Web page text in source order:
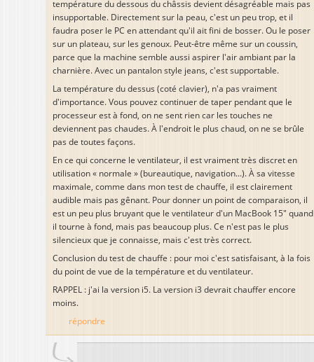
température du dessous du châssis devient désagréable mais pas
insupportable. Directement sur la peau, c'est un peu trop, et il
faudra poser le PC en attendant qu'il ait fini de bosser. Ou le poser
sur un plateau, sur les genoux. Peut-être même sur un coussin,
parce que la machine semble aussi aspirer l'air ambiant par la
charnière. Avec un pantalon style jeans, c'est supportable.
La température du dessus (coté clavier), n'a pas vraiment
d'importance. Vous pouvez continuer de taper pendant que le
processeur est à fond, on ne sent rien car les touches ne
deviennent pas chaudes. À l'endroit le plus chaud, on ne se brûle
pas de toutes façons.
En ce qui concerne le ventilateur, il est vraiment très discret en
utilisation « normale » (bureautique, navigation...). À sa vitesse
maximale, comme dans mon test de chauffe, il est clairement
audible mais pas gênant. Pour donner un point de comparaison, il
est un peu plus bruyant que le ventilateur d'un MacBook 15" quand
il tourne à fond, mais pas beaucoup plus. Ce n'est pas le plus
silencieux que je connaisse, mais c'est très correct.
Conclusion du test de chauffe : pour moi c'est satisfaisant, à la fois
du point de vue de la température et du ventilateur.
RAPPEL : j'ai la version i5. La version i3 devrait chauffer encore
moins.
répondre